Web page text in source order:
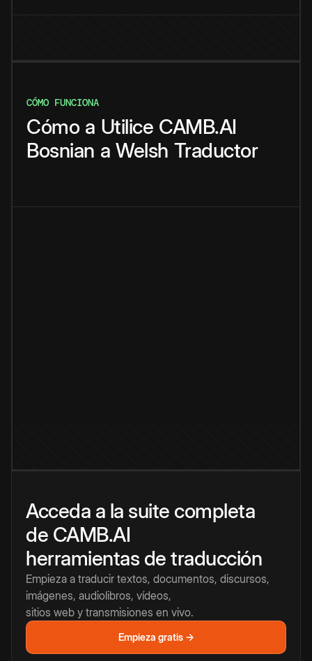
CÓMO FUNCIONA
Cómo a Utilice CAMB.AI
Bosnian a Welsh Traductor
Acceda a la suite completa
de CAMB.AI
herramientas de traducción
Empieza a traducir textos, documentos, discursos,
imágenes, audiolibros, vídeos,
sitios web y transmisiones en vivo.
Empieza gratis →